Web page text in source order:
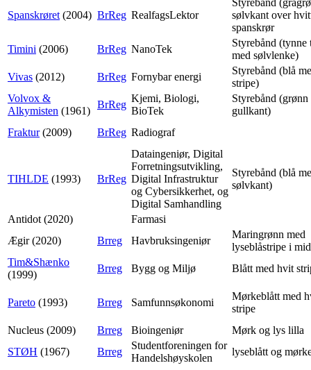
Spanskrøret (2004) BrReg RealfagsLektor
Styrebånd
sølvkant over
spanskrør
Timini (2006) BrReg NanoTek
Styrebånd (tynne
med sølvlenke)
Vivas (2012) BrReg Fornybar energi
Styrebånd (blå
stripe)
Volvox &
Alkymisten (1961)
BrReg
Kjemi, Biologi,
BioTek
Styrebånd (grønn
gullkant)
Fraktur(2009) BrReg Radiograf
TIHLDE (1993) BrReg
Dataingeniør, Digital
Forretningsutvikling,
Digital Infrastruktur
og Cybersikkerhet, og
Digital Samhandling
Styrebånd (blå
sølvkant)
Antidot (2020)
Farmasi
Ægir (2020)
Brreg Havbruksingeniør
Maringrønn med
lyseblåstripe i
Tim&Shænko
(1999)
Brreg Bygg og Miljø Blått med hvit
Pareto (1993) Brreg Samfunnsøkonomi
Mørkeblått med
stripe
Nucleus (2009)
Brreg Bioingeniør
Mørk og lys lilla
STØH (1967) Brreg
Studentforeningen for
Handelshøyskolen
lyseblått og